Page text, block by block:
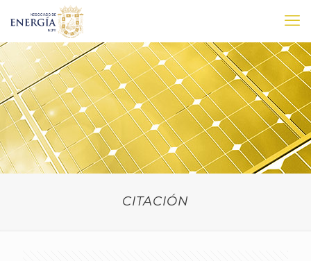
CITACIÓN